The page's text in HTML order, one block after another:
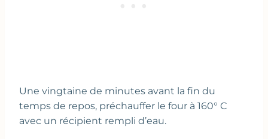
Une vingtaine de minutes avant la fin du
temps de repos, préchauffer le four à 160° C
avec un récipient rempli d’eau.